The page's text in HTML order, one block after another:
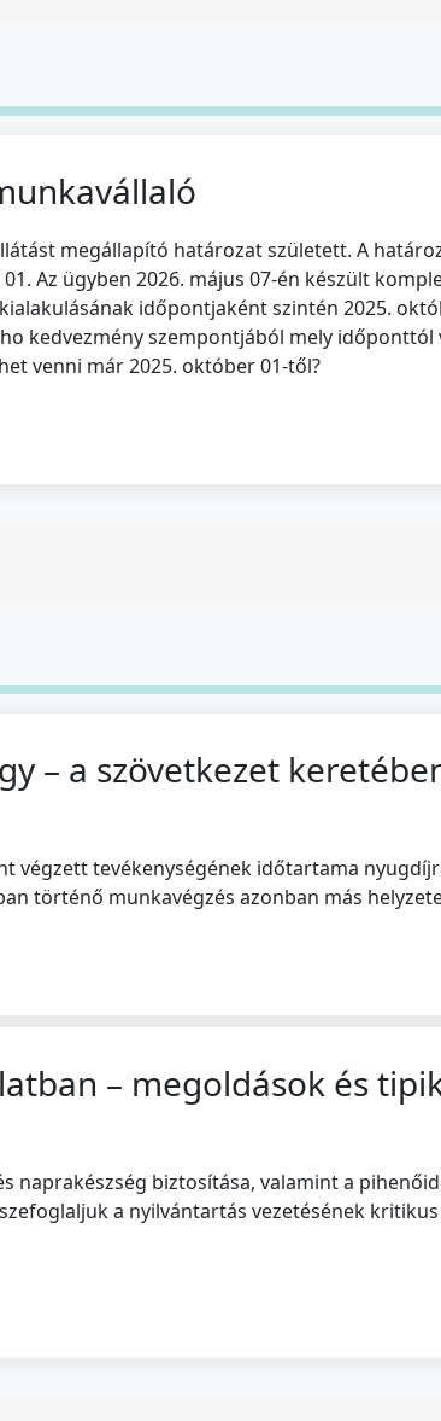
megállapító határozat született. A
Az ügyben 2026. május 07-én készült
időpontjaként szintén 2025.
kedvezmény szempontjából mely
venni már 2025. október 01-től?
– a szövetkezet
végzett tevékenységének időtartama
történő munkavégzés azonban más
– megoldások és
naprakészség biztosítása, valamint a
a nyilvántartás vezetésének